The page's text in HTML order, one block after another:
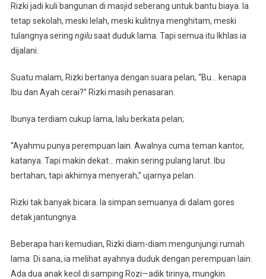
Rizki jadi kuli bangunan di masjid seberang untuk bantu biaya. Ia
tetap sekolah, meski lelah, meski kulitnya menghitam, meski
tulangnya sering ngilusaat duduk lama. Tapi semua itu Ikhlas ia
dijalani.
Suatu malam, Rizki bertanya dengan suara pelan, “Bu… kenapa
Ibu dan Ayah cerai?” Rizki masih penasaran.
Ibunya terdiam cukup lama, lalu berkata pelan;
“Ayahmu punya perempuan lain. Awalnya cuma teman kantor,
katanya. Tapi makin dekat… makin sering pulang larut. Ibu
bertahan, tapi akhirnya menyerah,” ujarnya pelan.
Rizki tak banyak bicara. Ia simpan semuanya di dalam gores
detak jantungnya.
Beberapa hari kemudian, Rizki diam-diam mengunjungi rumah
lama. Di sana, ia melihat ayahnya duduk dengan perempuan lain.
Ada dua anak kecil di samping Rozi—adik tirinya, mungkin.